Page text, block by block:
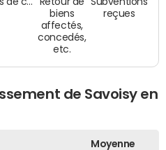
biens
affectés,
concedés,
etc.
reçues
de Savoisy en
Moyenne